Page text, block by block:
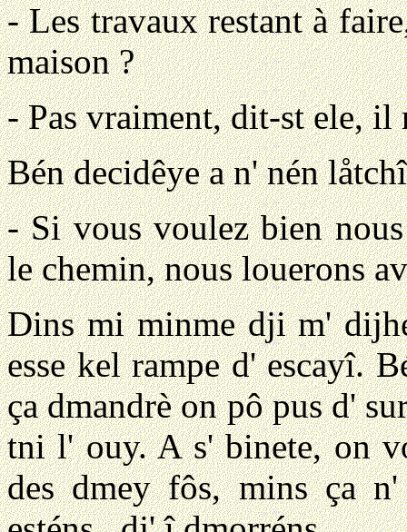
-Les travaux restant à
maison ?
-Pas vraiment,dit-st ele,il
Bén decidêye a n' nén
-Si vous voulez bien
le chemin, nous louerons
Dins mi minme dji m'
esse kel rampe d' escayî.
ça dmandrè on pô pus d'
tni l' ouy. A s' binete, on
des dmey fôs, mins ça